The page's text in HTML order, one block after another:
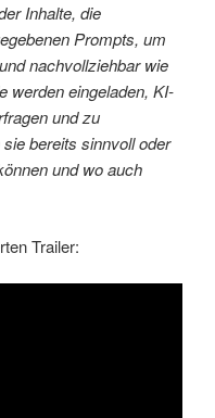
Inhalte, die
Prompts, um
nachvollziehbar wie
werden eingeladen, KI-
und zu
bereits sinnvoll oder
und wo auch
Trailer: